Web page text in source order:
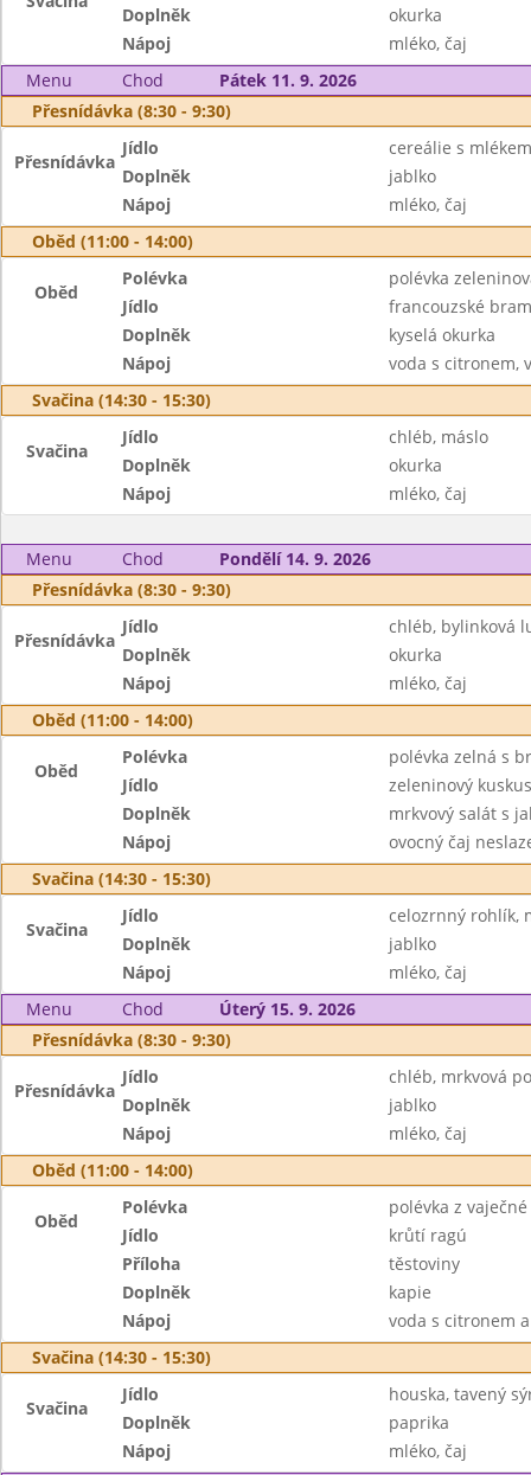
Doplněk
okurka
Nápoj
mléko, čaj
Menu
Chod
Pátek 11. 9. 2026
Přesnídávka (8:30 - 9:30)
Přesnídávka
Jídlo
cereálie s mlékem
Doplněk
jablko
Nápoj
mléko, čaj
Oběd (11:00 - 14:00)
Oběd
Polévka
polévka
Jídlo
francouzské
Doplněk
kyselá okurka
Nápoj
voda s citronem,
Svačina (14:30 - 15:30)
Svačina
Jídlo
chléb, máslo
Doplněk
okurka
Nápoj
mléko, čaj
Menu Chod
Pondělí 14. 9. 2026
Přesnídávka (8:30 - 9:30)
Přesnídávka
Jídlo
chléb, bylinková
Doplněk
okurka
Nápoj
mléko, čaj
Oběd (11:00 - 14:00)
Oběd
Polévka
polévka zelná s
Jídlo
zeleninový
Doplněk
mrkvový salát s
Nápoj
ovocný čaj
Svačina (14:30 - 15:30)
Svačina
Jídlo
celozrnný rohlík,
Doplněk
jablko
Nápoj
mléko, čaj
Menu
Chod
Úterý 15. 9. 2026
Přesnídávka (8:30 - 9:30)
Přesnídávka
Jídlo
chléb, mrkvová
Doplněk
jablko
Nápoj
mléko, čaj
Oběd (11:00 - 14:00)
Oběd
Polévka
polévka z
Jídlo
krůtí ragú
Příloha
těstoviny
Doplněk
kapie
Nápoj
voda s citronem
Svačina (14:30 - 15:30)
Svačina
Jídlo
houska, tavený
Doplněk
paprika
Nápoj
mléko, čaj